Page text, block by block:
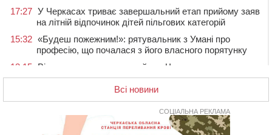
17:27 У Черкасах триває завершальний етап прийому заяв
на літній відпочинок дітей пільгових категорій
15:32 «Будеш пожежним!»: рятувальник з Умані про
професію, що почалася з його власного порятунку
13:15
Від початку року на водоймах Черкащини загинули
37 людей, серед них 2 дітей
Водійка на смерть збила велосипедиста в
Напав на собаку з палицею та намагався наїхати на
Всі новини
СОЦІАЛЬНА РЕКЛАМА